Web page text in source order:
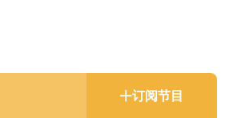
订阅节目